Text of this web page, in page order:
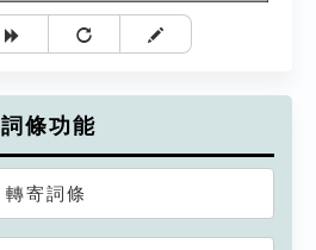
詞條功能
轉寄詞條